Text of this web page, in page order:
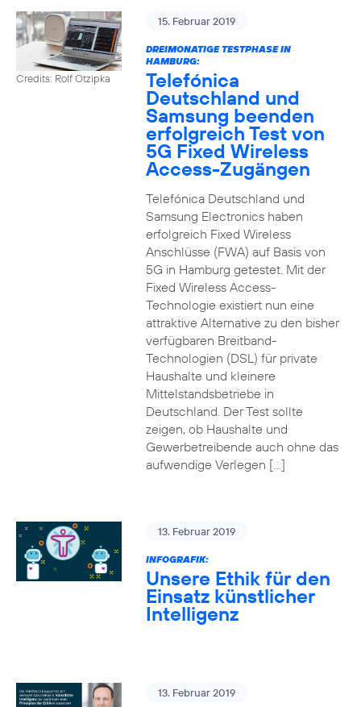
Credits: Rolf Otzipka
15. Februar 2019
DREIMONATIGE TESTPHASE IN
HAMBURG:
Telefónica
Deutschland und
Samsung beenden
erfolgreich Test von
5G Fixed Wireless
Access-Zugängen
Telefónica Deutschland und
Samsung Electronics haben
erfolgreich Fixed Wireless
Anschlüsse (FWA) auf Basis von
5G in Hamburg getestet. Mit der
Fixed Wireless Access-
Technologie existiert nun eine
attraktive Alternative zu den bisher
verfügbaren Breitband-
Technologien (DSL) für private
Haushalte und kleinere
Mittelstandsbetriebe in
Deutschland. Der Test sollte
zeigen, ob Haushalte und
Gewerbetreibende auch ohne das
aufwendige Verlegen […]
13. Februar 2019
INFOGRAFIK:
Unsere Ethik für den
Einsatz künstlicher
Intelligenz
13. Februar 2019